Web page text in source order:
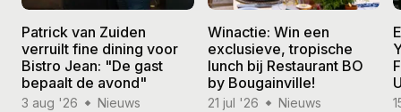
Patrick van Zuiden
verruilt fine dining voor
Bistro Jean: "De gast
bepaalt de avond"
3 aug '26 Nieuws
Winactie: Win een
exclusieve, tropische
lunch bij Restaurant BO
by Bougainville!
21 jul '26 Nieuws